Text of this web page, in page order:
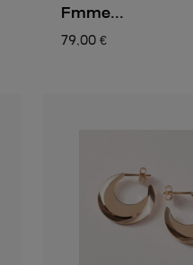
Fmme...
79,00 €